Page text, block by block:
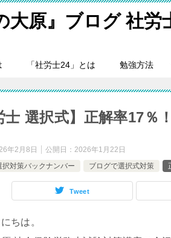
大原』ブログ 社労
「社労士24」とは 勉強方法
士 選択式】正解率17％
年2月8日 公開日： 2026年1月22日
択対策バックナンバー
ブログで選択式対策
Tweet
ちは。